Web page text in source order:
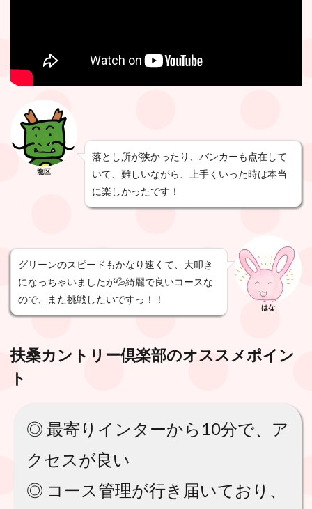
龍区
落とし所が狭かったり、バンカーも点在して
いて、難しいながら、上手くいった時は本当
に楽しかったです！
グリーンのスピードもかなり速くて、大叩き
になっちゃいましたが💦綺麗で良いコースな
ので、また挑戦したいですっ！！
はな
扶桑カントリー倶楽部のオススメポイン
ト
◎ 最寄りインターから10分で、ア
クセスが良い
◎ コース管理が行き届いており、